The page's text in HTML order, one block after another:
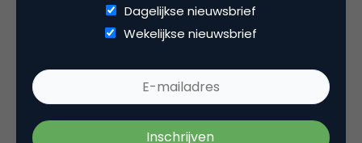
Gerelateerde artikelen
Rebel with or without a cause?
Wake-upcall voor ontwerpers
en merkeigenaren
Dagelijkse nieuwsbrief
Wekelijkse nieuwsbrief